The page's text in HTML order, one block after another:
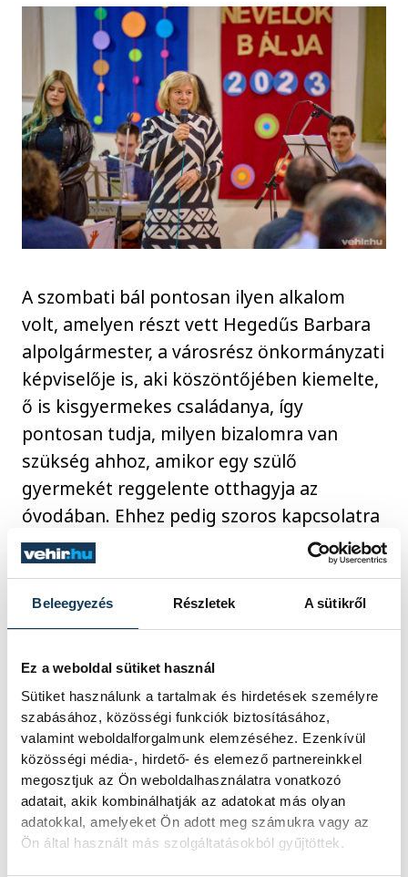
Beleegyezés Részletek A sütikről
Ez a weboldal sütiket használ
Sütiket használunk a tartalmak és hirdetések személyre
szabásához, közösségi funkciók biztosításához,
valamint weboldalforgalmunk elemzéséhez. Ezenkívül
közösségi média-, hirdető- és elemező partnereinkkel
megosztjuk az Ön weboldalhasználatra vonatkozó
adatait, akik kombinálhatják az adatokat más olyan
adatokkal, amelyeket Ön adott meg számukra vagy az
Ön által használt más szolgáltatásokból gyűjtöttek.
A szombati bál pontosan ilyen alkalom
volt, amelyen részt vett Hegedűs Barbara
alpolgármester, a városrész önkormányzati
képviselője is, aki köszöntőjében kiemelte,
ő is kisgyermekes családanya, így
pontosan tudja, milyen bizalomra van
szükség ahhoz, amikor egy szülő
gyermekét reggelente otthagyja az
óvodában. Ehhez pedig szoros kapcsolatra
van szükség a nevelők és a szülők között,
ez a bál pedig kiváló alkalom arra a
Dózsavárosban, hogy ezt erősítsék.
Az est így vette kezdetét, ahol a zenéről a
helyi fiatalokból álló Írisz zenekar
gondoskodott.
közélet
Hegedűs Barbara
Dózsaváros
óvoda